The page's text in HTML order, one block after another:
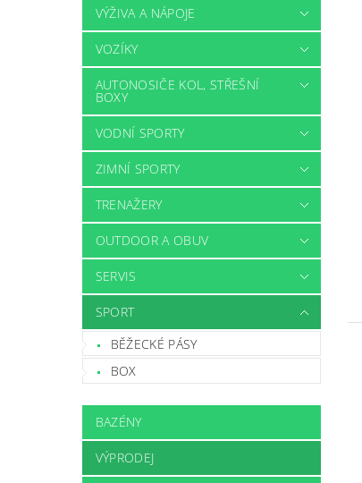
VÝŽIVA A NÁPOJE
VOZÍKY
AUTONOSIČE KOL, STŘEŠNÍ
BOXY
VODNÍ SPORTY
ZIMNÍ SPORTY
TRENAŽERY
OUTDOOR A OBUV
SERVIS
SPORT
BĚŽECKÉ PÁSY
BOX
BAZÉNY
VÝPRODEJ